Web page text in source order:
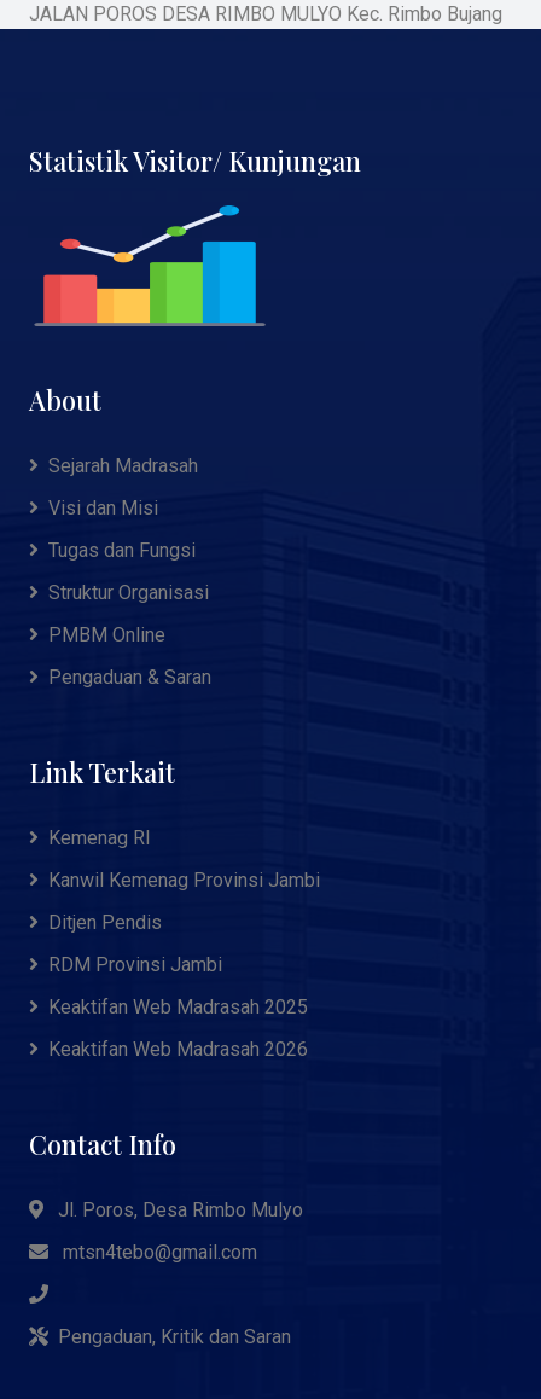
JALAN POROS DESA RIMBO MULYO Kec. Rimbo Bujang
Statistik Visitor/ Kunjungan
About
Sejarah Madrasah
Visi dan Misi
Tugas dan Fungsi
Struktur Organisasi
PMBM Online
Pengaduan & Saran
Link Terkait
Kemenag RI
Kanwil Kemenag Provinsi Jambi
Ditjen Pendis
RDM Provinsi Jambi
Keaktifan Web Madrasah 2025
Keaktifan Web Madrasah 2026
Contact Info
Jl. Poros, Desa Rimbo Mulyo
mtsn4tebo@gmail.com
Pengaduan, Kritik dan Saran